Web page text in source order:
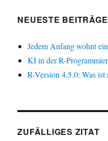
NEUESTE BEITRÄGE
Jedem Anfang wohnt
KI in der R-
R-Version 4.5.0: Was ist
ZUFÄLLIGES ZITAT